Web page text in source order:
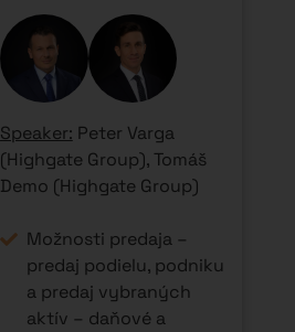
Speaker: Peter Varga
(Highgate Group), Tomáš
Demo (Highgate Group)
Možnosti predaja –
predaj podielu, podniku
a predaj vybraných
aktív – daňové a